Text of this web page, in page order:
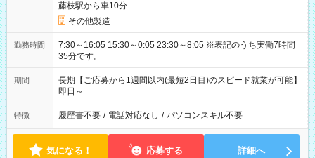
藤枝駅から車10分
その他製造
勤務時間
7:30～16:05 15:30～0:05 23:30～8:05 ※表記のうち実働7時間
35分です。
期間
長期【ご応募から1週間以内(最短2日目)のスピード就業が可能】
即日～
特徴 履歴書不要 / 電話対応なし / パソコンスキル不要
気になる！ 応募する 詳細へ